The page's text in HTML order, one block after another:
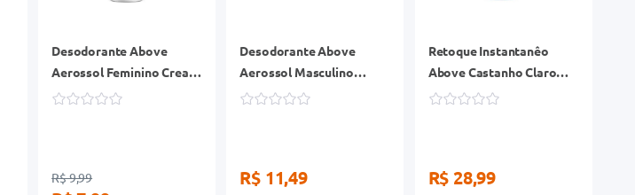
Desodorante Above
Aerossol Feminino Cream
Sugar 150ml
R$ 9,99
Desodorante Above
Aerossol Masculino
Extreme Invisible 120ml
R$ 11,49
Retoque Instantanêo
Above Castanho Claro
75ml
R$ 28,99